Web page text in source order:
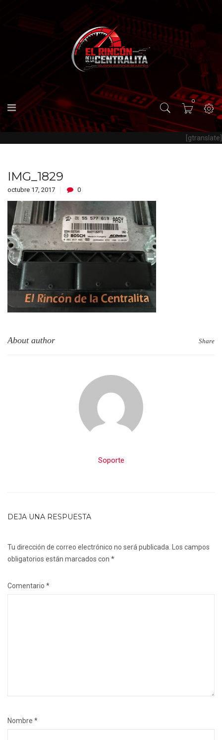
0
[gtranslate]
IMG_1829
octubre 17, 2017 0
About author Share
Soporte
DEJA UNA RESPUESTA
Tu dirección de correo electrónico no será publicada.
Los campos
obligatorios están marcados con *
Comentario *
Nombre *